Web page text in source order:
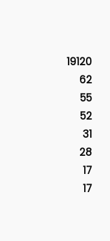
19120
62
55
52
31
28
17
17